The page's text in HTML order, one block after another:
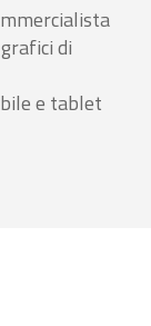
di
e tablet